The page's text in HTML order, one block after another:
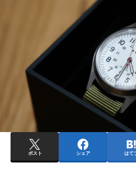
ポスト シェア はて